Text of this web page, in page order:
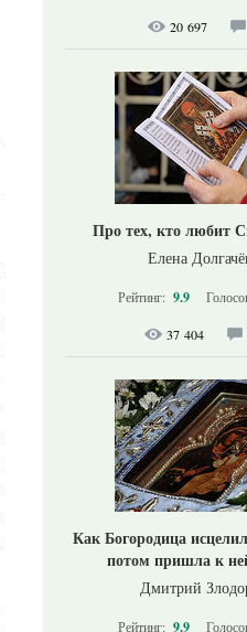
20 697
Про тех, кто любит
Елена
Рейтинг: 9.9
37 404
Как Богородица
потом пришла к
Дмитрий
Рейтинг: 9.9